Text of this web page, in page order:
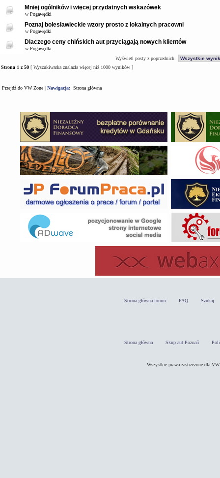
Mniej ogólników i więcej przydatnych wskazówek
w Pogawędki
Poznaj bolesławieckie wzory prosto z lokalnych pracowni
w Pogawędki
Dlaczego ceny chińskich aut przyciągają nowych klientów
w Pogawędki
Wyświetl posty z poprzednich:
Strona 1 z50 [ Wyszukiwarka znalazła więcej niż 1000 wyników ]
Przejdź do VW Zone | Nawigacja: Strona główna
Strona główna forum FAQ Szukaj
Strona główna Skup aut Poznań
Wszystkie prawa zastrzeżone dla